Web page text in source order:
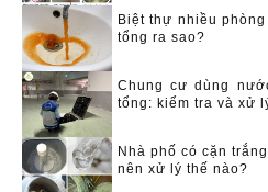
Biệt thự nhiều
tổng ra sao?
Chung cư dùng
tổng: kiểm tra và xử
Nhà phố có cặn
nên xử lý thế nào?